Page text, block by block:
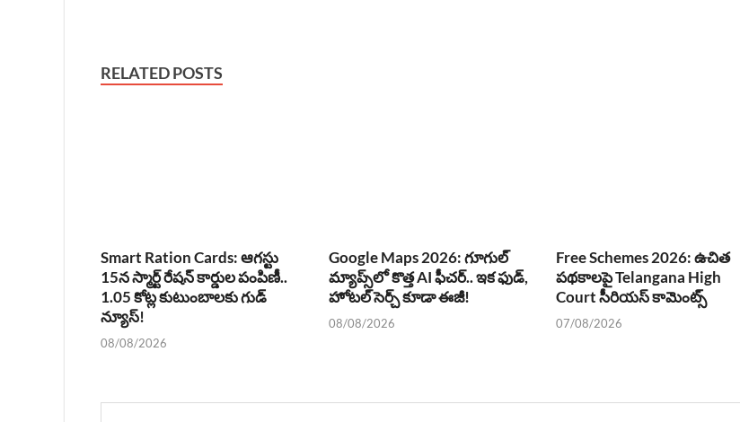
RELATED POSTS
Smart Ration Cards: ఆగస్టు
15న స్మార్ట్ రేషన్ కార్డుల పంపిణీ..
1.05 కోట్ల కుటుంబాలకు గుడ్
న్యూస్!
08/08/2026
Google Maps 2026: గూగుల్
మ్యాప్స్‌లో కొత్త AI ఫీచర్.. ఇక ఫుడ్,
హోటల్ సెర్చ్ కూడా ఈజీ!
08/08/2026
Free Schemes 2026: ఉచిత
పథకాలపై Telangana High
Court సీరియస్ కామెంట్స్
07/08/2026